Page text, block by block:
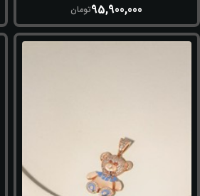
95,900,000تومان